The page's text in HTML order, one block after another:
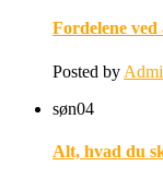
Fordelene
Posted by
søn04
Alt, hvad du